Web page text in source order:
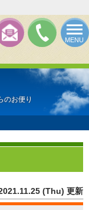
MENU
のお便り
(Thu) 更新